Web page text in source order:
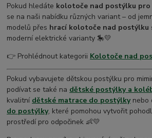
Pokud hledáte kolotoče nad postýlku pro
se na naši nabídku různých variant – od
modelů přes hrací kolotoče nad postýlku
moderní elektrické varianty 🎠💛
👉 Prohlédnout kategorii Kolotoče nad
Pokud vybavujete dětskou postýlku pro
podívat se také na dětské postýlky a
kvalitní dětské matrace do postýlkynebo
do postýlky, které pomohou vytvořit
prostředí pro odpočinek 👶💛